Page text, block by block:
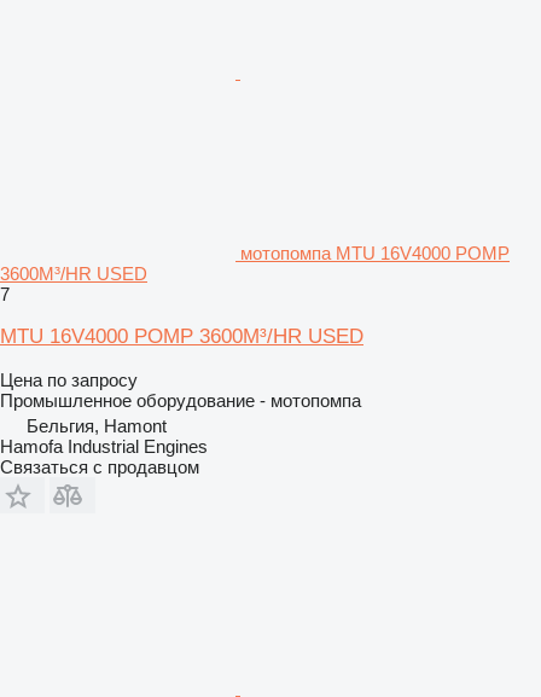
мотопомпа MTU 16V4000 POMP
3600M³/HR USED
7
MTU 16V4000 POMP 3600M³/HR USED
Цена по запросу
Промышленное оборудование - мотопомпа
Бельгия, Hamont
Hamofa Industrial Engines
Связаться с продавцом